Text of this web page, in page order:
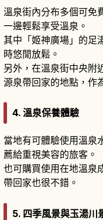
溫泉街內分布多個可免
一邊輕鬆享受溫泉。
其中「姬神廣場」的足
時悠閒放鬆。
另外，在溫泉街中央附
源泉帶回家的地點，作
4. 溫泉保養體驗
當地有可體驗使用溫泉
薦給重視美容的旅客。
也可購買使用在地溫泉
帶回家也很不錯。
5. 四季風景與玉湯川